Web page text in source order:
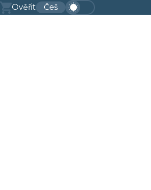
Ověřit Češ